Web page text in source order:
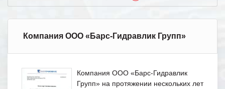
Компания ООО «Барс-Гидравлик Групп»
Компания ООО «Барс-Гидравлик
Групп» на протяжении нескольких лет